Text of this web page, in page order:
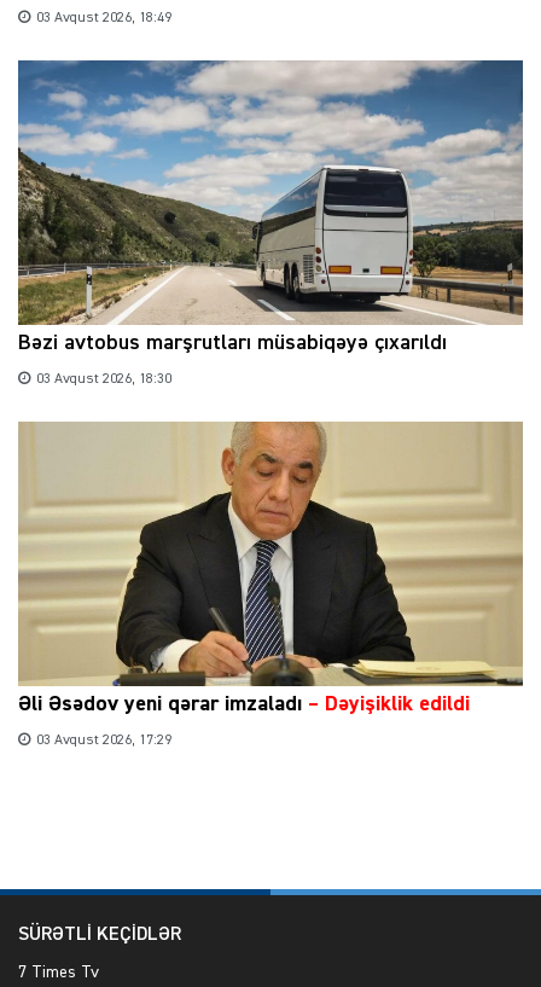
03 Avqust 2026, 18:49
Bəzi avtobus marşrutları müsabiqəyə çıxarıldı
03 Avqust 2026, 18:30
Əli Əsədov yeni qərar imzaladı – Dəyişiklik edildi
03 Avqust 2026, 17:29
SÜRƏTLİ KEÇİDLƏR
7 Times Tv